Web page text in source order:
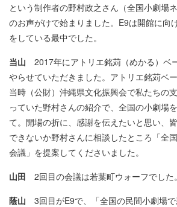
という制作者の野村政之さん（全国小劇場
のお声がけで始まりました。E9は開館に向
をしている最中でした。
当山 2017年にアトリエ銘苅（めかる）ベ
やらせていただきました。アトリエ銘苅ベ
当時（公財）沖縄県文化振興会で私たちの
っていた野村さんの紹介で、全国の小劇場
て。開場の折に、感謝を伝えたいと思い、
できないか野村さんに相談したところ「全
会議」を提案してくださいました。
山田 2回目の会議は若葉町ウォーフでした。
蔭山 3回目がE9で、「全国の民間小劇場